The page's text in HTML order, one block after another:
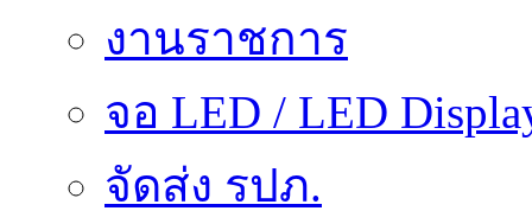
งานราชการ
จอ LED / LED
จัดส่ง รปภ.